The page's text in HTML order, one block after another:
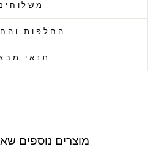
החלפות
תנאי
מוצרים נוספים